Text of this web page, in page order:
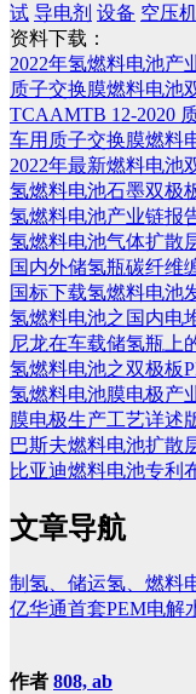
试 导电剂 设备 空压
资料下载：
2022年氢燃料电池产
质子交换膜燃料电池
TCAAMTB 12-2020
车用质子交换膜燃料
2022年最新燃料电池
氢燃料电池石墨双极
氢燃料电池产业链报
氢燃料电池气体扩散
国内外储氢瓶碳纤维
国标下载氢燃料电池
氢燃料电池之国内电
尼龙在车载储氢瓶上
氢燃料电池之双极板
氢燃料电池膜电极产
膜电极生产工艺详述
巴斯夫燃料电池扩散
比亚迪燃料电池专利
文章导航
制氢、储运氢、燃料
亿华通首套PEM电解
作者 808, ab